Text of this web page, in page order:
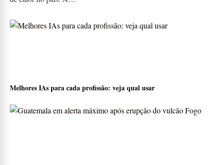
Melhores IAs para cada profissão: veja qual usar